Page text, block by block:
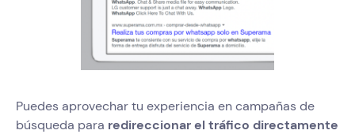
Puedes aprovechar tu experiencia en campañas de
búsqueda para redireccionar el tráfico directamente